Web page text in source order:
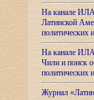
На канале
Латинской
На канале
Чили и поиск
Журнал